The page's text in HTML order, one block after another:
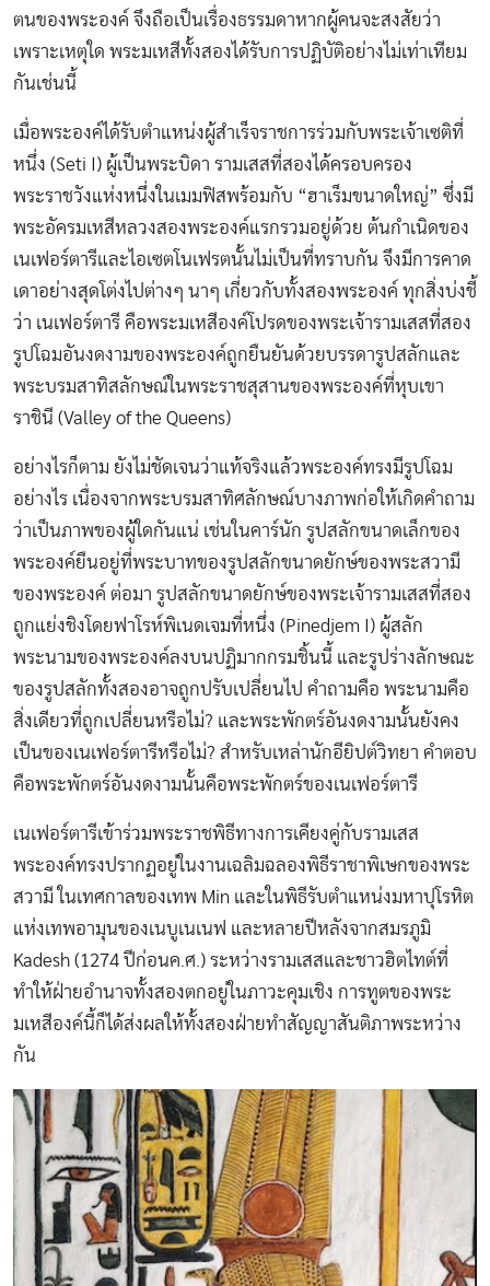
ตนของพระองค์ จึงถือเป็นเรื่องธรรมดาหากผู้คนจะสงสัยว่า
เพราะเหตุใด พระมเหสีทั้งสองได้รับการปฏิบัติอย่างไม่เท่าเทียม
กันเช่นนี้
เมื่อพระองค์ได้รับตำแหน่งผู้สำเร็จราชการร่วมกับพระเจ้าเซติที่
หนึ่ง (Seti I) ผู้เป็นพระบิดา รามเสสที่สองได้ครอบครอง
พระราชวังแห่งหนึ่งในเมมฟิสพร้อมกับ “ฮาเร็มขนาดใหญ่” ซึ่งมี
พระอัครมเหสีหลวงสองพระองค์แรกรวมอยู่ด้วย ต้นกำเนิดของ
เนเฟอร์ตารีและไอเซตโนเฟรตนั้นไม่เป็นที่ทราบกัน จึงมีการคาด
เดาอย่างสุดโต่งไปต่างๆ นาๆ เกี่ยวกับทั้งสองพระองค์ ทุกสิ่งบ่งชี้
ว่า เนเฟอร์ตารี คือพระมเหสีองค์โปรดของพระเจ้ารามเสสที่สอง
รูปโฉมอันงดงามของพระองค์ถูกยืนยันด้วยบรรดารูปสลักและ
พระบรมสาทิสลักษณ์ในพระราชสุสานของพระองค์ที่หุบเขา
ราชินี (Valley of the Queens)
อย่างไรก็ตาม ยังไม่ชัดเจนว่าแท้จริงแล้วพระองค์ทรงมีรูปโฉม
อย่างไร เนื่องจากพระบรมสาทิศลักษณ์บางภาพก่อให้เกิดคำถาม
ว่าเป็นภาพของผู้ใดกันแน่ เช่นในคาร์นัก รูปสลักขนาดเล็กของ
พระองค์ยืนอยู่ที่พระบาทของรูปสลักขนาดยักษ์ของพระสวามี
ของพระองค์ ต่อมา รูปสลักขนาดยักษ์ของพระเจ้ารามเสสที่สอง
ถูกแย่งชิงโดยฟาโรห์พิเนดเจมที่หนึ่ง (Pinedjem I) ผู้สลัก
พระนามของพระองค์ลงบนปฏิมากกรมชิ้นนี้ และรูปร่างลักษณะ
ของรูปสลักทั้งสองอาจถูกปรับเปลี่ยนไป คำถามคือ พระนามคือ
สิ่งเดียวที่ถูกเปลี่ยนหรือไม่? และพระพักตร์อันงดงามนั้นยังคง
เป็นของเนเฟอร์ตารีหรือไม่? สำหรับเหล่านักอียิปต์วิทยา คำตอบ
คือพระพักตร์อันงดงามนั้นคือพระพักตร์ของเนเฟอร์ตารี
เนเฟอร์ตารีเข้าร่วมพระราชพิธีทางการเคียงคู่กับรามเสส
พระองค์ทรงปรากฏอยู่ในงานเฉลิมฉลองพิธีราชาพิเษกของพระ
สวามี ในเทศกาลของเทพ Min และในพิธีรับตำแหน่งมหาปุโรหิต
แห่งเทพอามุนของเนบูเนเนฟ และหลายปีหลังจากสมรภูมิ
Kadesh (1274 ปีก่อนค.ศ.) ระหว่างรามเสสและชาวฮิตไทต์ที่
ทำให้ฝ่ายอำนาจทั้งสองตกอยู่ในภาวะคุมเชิง การทูตของพระ
มเหสีองค์นี้ก็ได้ส่งผลให้ทั้งสองฝ่ายทำสัญญาสันติภาพระหว่าง
กัน